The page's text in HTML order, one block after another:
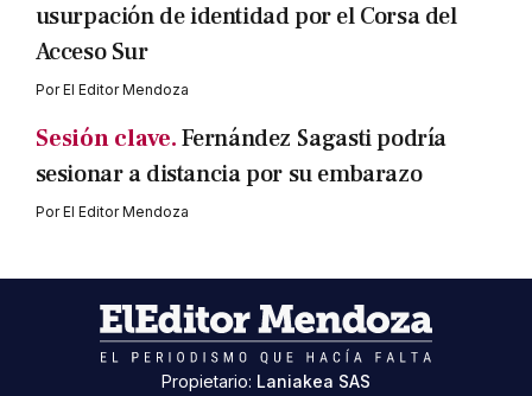
usurpación de identidad por el Corsa del
Acceso Sur
PorEl Editor Mendoza
Sesión clave.Fernández Sagasti podría
sesionar a distancia por su embarazo
PorEl Editor Mendoza
Propietario: Laniakea SAS